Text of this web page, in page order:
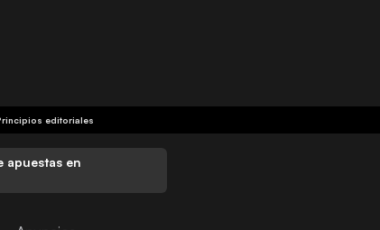
editoriales
apuestas en